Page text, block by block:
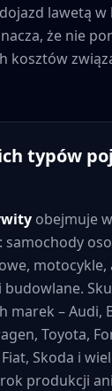
lawetą w
że nie
kosztów
typów
obejmuje
samochody
motocykle,
budowlane.
marek – Audi,
Toyota,
Skoda i
produkcji